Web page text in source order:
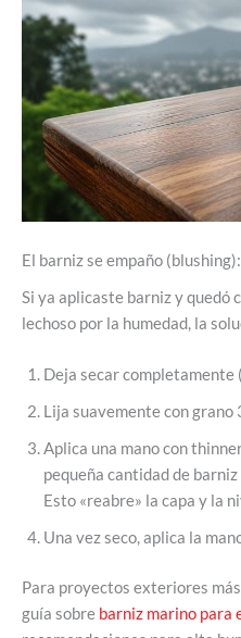
El barniz se empaño
Si ya aplicaste barniz y quedó
lechoso por la humedad, la
Deja secar completamente
Lija suavemente con grano
Aplica una mano con
pequeña cantidad de
Esto «reabre» la capa y la
Una vez seco, aplica la
Para proyectos exteriores
guía sobre barniz marino para